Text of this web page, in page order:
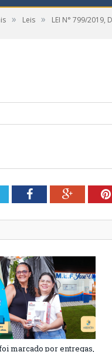
» Leis » LEI N° 799/2019,
FacebookGoogle+
marcado por entregas,